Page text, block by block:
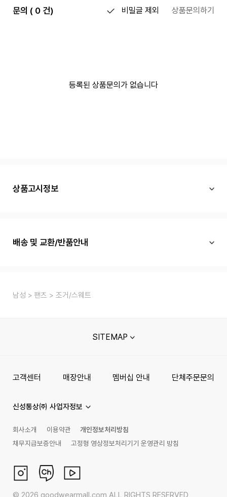
문의 ( 0 건) 비밀글 제외 상품문의하기
등록된 상품문의가 없습니다
상품고시정보
배송 및 교환/반품안내
남성 팬츠 조거/스웨트
SITEMAP
고객센터 매장안내 멤버십 안내 단체주문문의
신성통상㈜ 사업자정보
회사소개 이용약관
개인정보처리방침
채무지급보증안내
고정형 영상정보처리기기 운영관리 방침